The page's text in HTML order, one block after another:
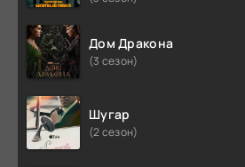
Дом Дракона
(3 сезон)
Шугар
(2 сезон)